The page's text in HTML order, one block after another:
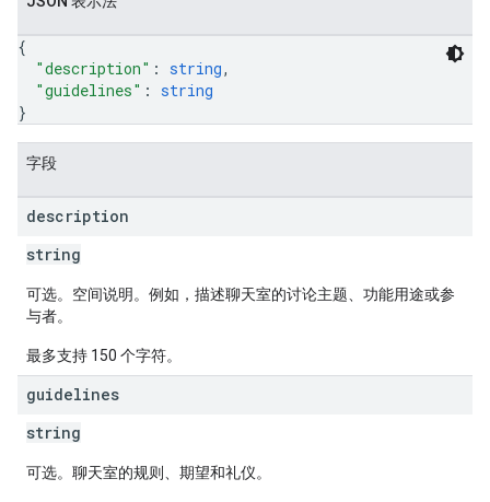
{
"description" : string,
"guidelines" : string
}
字段
description
string
可选。空间说明。例如，描述聊天室的讨论主题、功能用途或参
与者。
最多支持 150 个字符。
guidelines
string
可选。聊天室的规则、期望和礼仪。